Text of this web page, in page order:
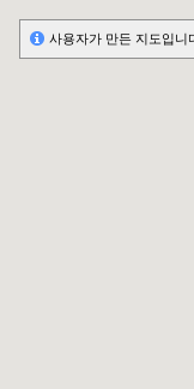
사용자가 만든 지도입니